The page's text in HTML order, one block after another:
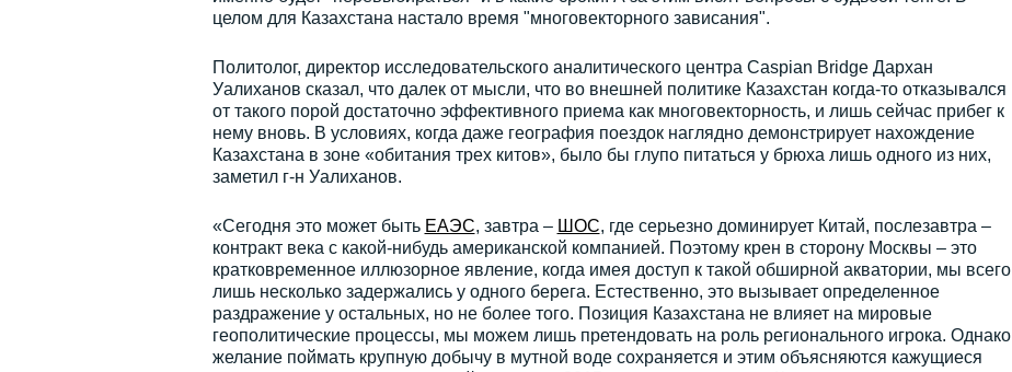
целом для Казахстана настало время "многовекторного зависания".
Политолог, директор исследовательского аналитического центра Caspian Bridge Дархан
Уалиханов сказал, что далек от мысли, что во внешней политике Казахстан когда-то отказывался
от такого порой достаточно эффективного приема как многовекторность, и лишь сейчас прибег к
нему вновь. В условиях, когда даже география поездок наглядно демонстрирует нахождение
Казахстана в зоне «обитания трех китов», было бы глупо питаться у брюха лишь одного из них,
заметил г-н Уалиханов.
«Сегодня это может быть ЕАЭС, завтра – ШОС, где серьезно доминирует Китай, послезавтра –
контракт века с какой-нибудь американской компанией. Поэтому крен в сторону Москвы – это
кратковременное иллюзорное явление, когда имея доступ к такой обширной акватории, мы всего
лишь несколько задержались у одного берега. Естественно, это вызывает определенное
раздражение у остальных, но не более того. Позиция Казахстана не влияет на мировые
геополитические процессы, мы можем лишь претендовать на роль регионального игрока. Однако
желание поймать крупную добычу в мутной воде сохраняется и этим объясняются кажущиеся